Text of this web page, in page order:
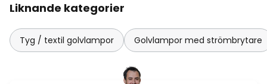
Liknande kategorier
Tyg / textil golvlampor Golvlampor med strömbrytare